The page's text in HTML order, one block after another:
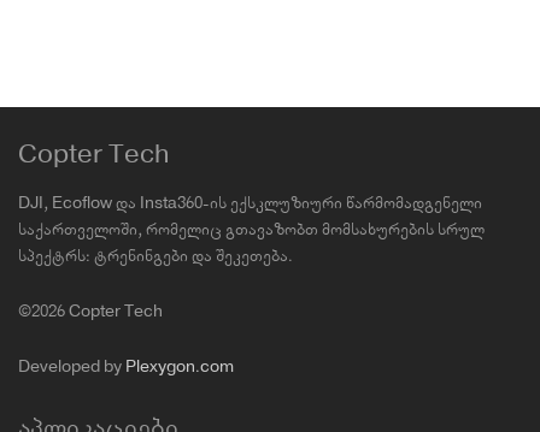
Copter Tech
DJI, Ecoflow და Insta360-ის ექსკლუზიური წარმომადგენელი
საქართველოში, რომელიც გთავაზობთ მომსახურების სრულ
სპექტრს: ტრენინგები და შეკეთება.
©2026 Copter Tech
Developed by Plexygon.com